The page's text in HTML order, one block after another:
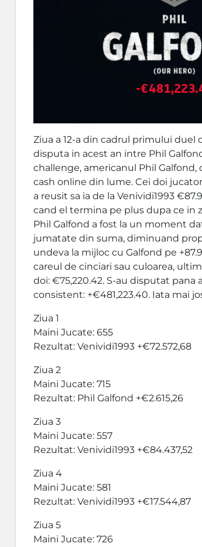
Ziua a 12-a din cadrul primului duel
disputa in acest an intre Phil
challenge, americanul Phil
cash online din lume. Cei doi
a reusit sa ia de la Venividi1993
cand el termina pe plus dupa ce in
Phil Galfond a fost la un moment
jumatate din suma, diminuand
undeva la mijloc cu Galfond pe
careul de cinciari sau culoarea,
doi: €75,220.42. S-au disputat
consistent: +€481,223.40. Iata mai
Ziua 1
Maini Jucate: 655
Rezultat: Venividi1993 +€72.572,68
Ziua 2
Maini Jucate: 715
Rezultat: Phil Galfond +€2.615,26
Ziua 3
Maini Jucate: 557
Rezultat: Venividi1993 +€84.437,52
Ziua 4
Maini Jucate: 581
Rezultat: Venividi1993 +€17.544,87
Ziua 5
Maini Jucate: 726